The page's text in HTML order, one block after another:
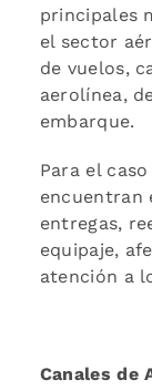
principales
el sector
de vuelos,
aerolínea,
embarque.
Para el
encuentran
entregas,
equipaje,
atención a
Canales de